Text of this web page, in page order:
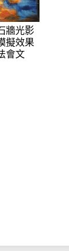
牆光影
擬效果
會文